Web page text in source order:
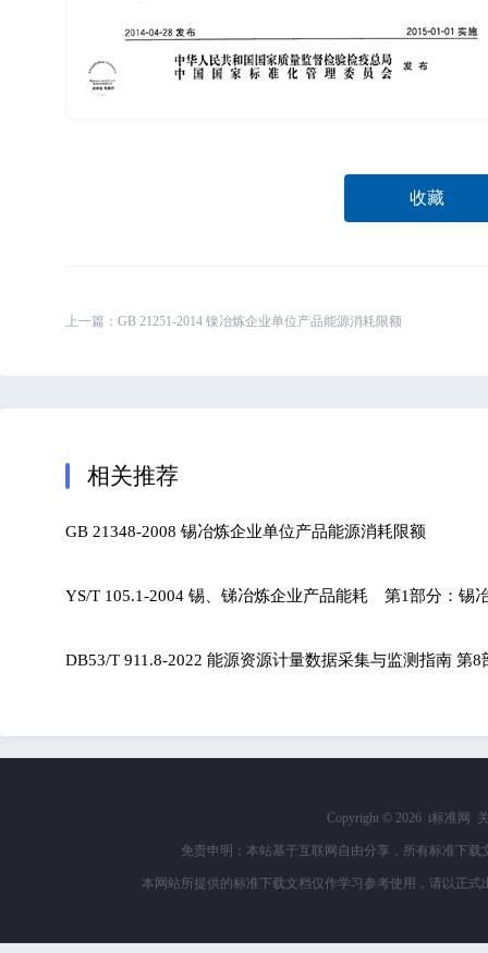
收藏
上一篇： GB 21251-2014 镍冶炼企业单位产品能源消耗限额
相关推荐
GB 21348-2008 锡冶炼企业单位产品能源消耗限额
YS/T 105.1-2004 锡、锑冶炼企业产品能耗 第1部分：锡
DB53/T 911.8-2022 能源资源计量数据采集与监测指南 第
Copyright © 2026 i标准网
免责申明：本站基于互联网自由分享，所有标准下
本网站所提供的标准下载文档仅作学习参考使用，请以正